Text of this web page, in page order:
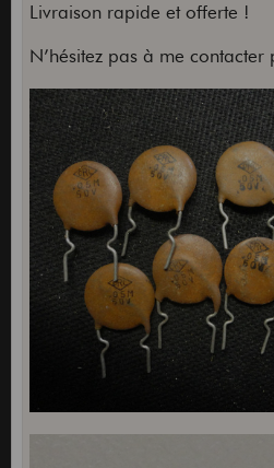
Livraison rapide et offerte !
N’hésitez pas à me contacter